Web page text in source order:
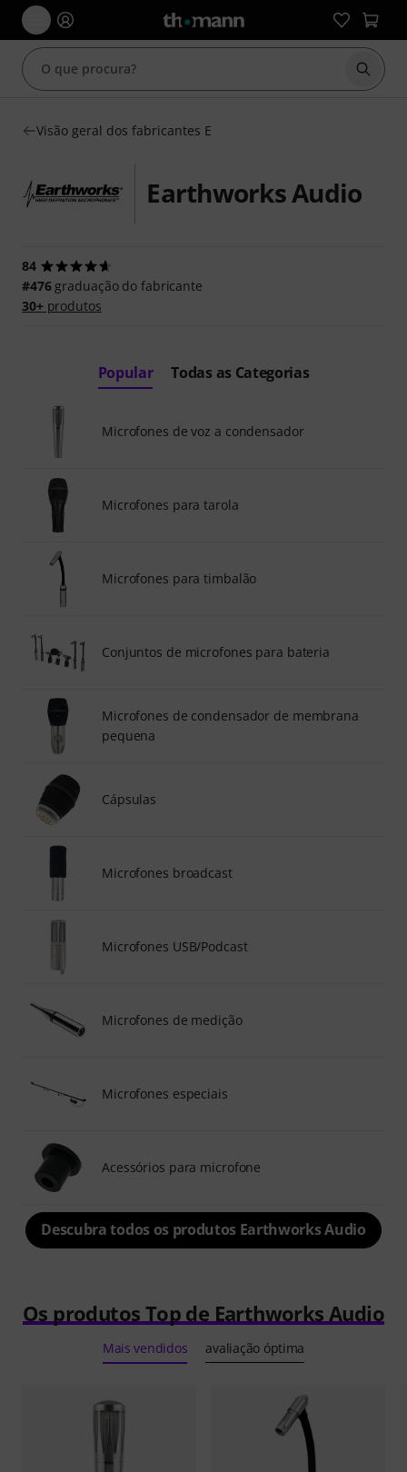
Iniciar
Visão geral dos fabricantes E
Earthworks Audio
84
#476graduação do fabricante
30+produtos
Popular Todas as Categorias
Microfones de voz a condensador
Microfones para tarola
Microfones para timbalão
Conjuntos de microfones para bateria
Microfones de condensador de membrana
pequena
Cápsulas
Microfones broadcast
Microfones USB/Podcast
Microfones de medição
Microfones especiais
Acessórios para microfone
Descubra todos os produtos Earthworks Audio
Os produtos Top de Earthworks Audio
Mais vendidos avaliação óptima